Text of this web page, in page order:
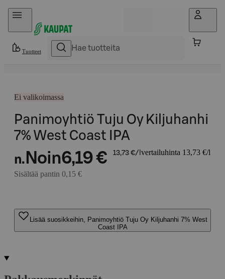
Hyppää sisältöön
Tuotteet
Ei valikoimassa
Panimoyhtiö Tuju Oy Kiljuhanhi
7% West Coast IPA
n. Noin6,19 € 13,73 €/l vertailuhinta 13,73 €/l
Sisältää pantin 0,15 €
Lisää suosikkeihin, Panimoyhtiö Tuju Oy Kiljuhanhi 7% West
Coast IPA